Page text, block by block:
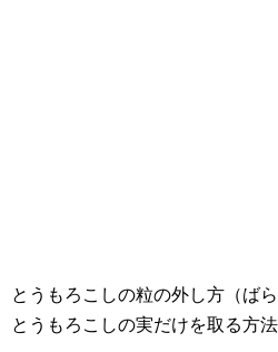
とうもろこしの粒の外し方（ば
とうもろこしの実だけを取る方法